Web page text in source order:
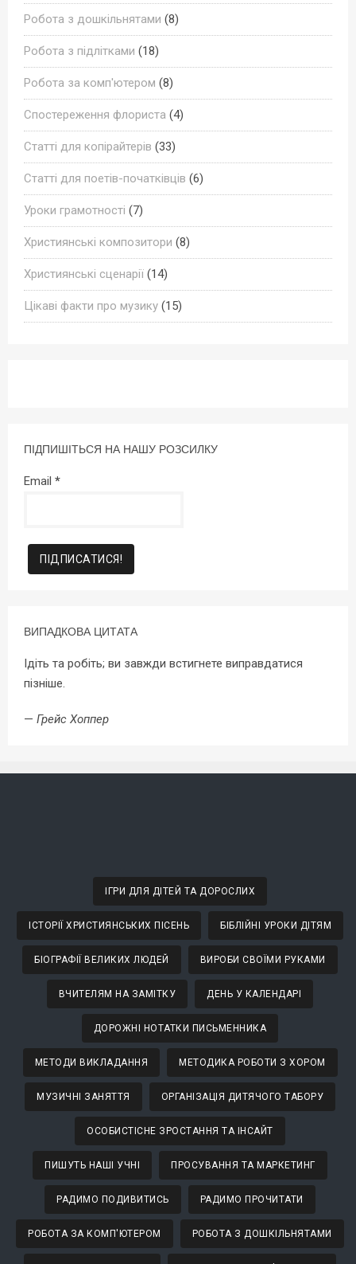
Робота з дошкільнятами (8)
Робота з підлітками (18)
Робота за комп'ютером (8)
Спостереження флориста (4)
Статті для копірайтерів (33)
Статті для поетів-початківців (6)
Уроки грамотності (7)
Християнські композитори (8)
Християнські сценарії (14)
Цікаві факти про музику (15)
ПІДПИШІТЬСЯ НА НАШУ РОЗСИЛКУ
Email *
ВИПАДКОВА ЦИТАТА
Ідіть та робіть; ви завжди встигнете виправдатися
пізніше.
— Грейс Хоппер
ІГРИ ДЛЯ ДІТЕЙ ТА ДОРОСЛИХ
ІСТОРІЇ ХРИСТИЯНСЬКИХ ПІСЕНЬ БІБЛІЙНІ УРОКИ ДІТЯМ
БІОГРАФІЇ ВЕЛИКИХ ЛЮДЕЙ ВИРОБИ СВОЇМИ РУКАМИ
ВЧИТЕЛЯМ НА ЗАМІТКУ ДЕНЬ У КАЛЕНДАРІ
ДОРОЖНІ НОТАТКИ ПИСЬМЕННИКА
МЕТОДИ ВИКЛАДАННЯ МЕТОДИКА РОБОТИ З ХОРОМ
МУЗИЧНІ ЗАНЯТТЯ ОРГАНІЗАЦІЯ ДИТЯЧОГО ТАБОРУ
ОСОБИСТІСНЕ ЗРОСТАННЯ ТА ІНСАЙТ
ПИШУТЬ НАШІ УЧНІ ПРОСУВАННЯ ТА МАРКЕТИНГ
РАДИМО ПОДИВИТИСЬ РАДИМО ПРОЧИТАТИ
РОБОТА ЗА КОМП'ЮТЕРОМ РОБОТА З ДОШКІЛЬНЯТАМИ